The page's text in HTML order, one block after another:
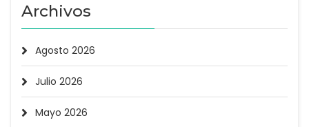
Archivos
Agosto 2026
Julio 2026
Mayo 2026